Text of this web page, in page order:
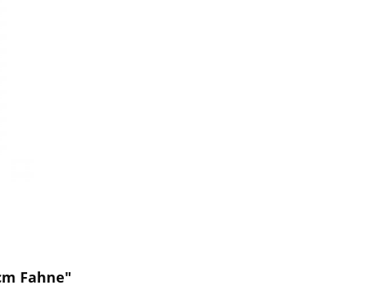
Fahne"